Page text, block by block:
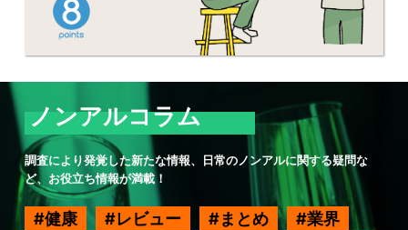
ノンアルコラム
調査により発覚した新たな情報、日常のノンアルに関する疑問な
ど、お役立ち情報が満載！
健康 レビュー まとめ
業界